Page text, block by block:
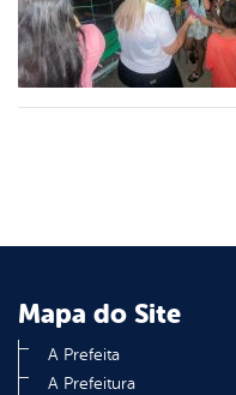
Mapa do Site
A Prefeita
A Prefeitura